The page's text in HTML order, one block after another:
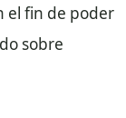
el fin de poder
sobre